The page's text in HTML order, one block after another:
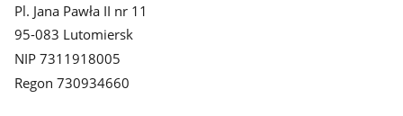
Pl. Jana Pawła II nr 11
95-083 Lutomiersk
NIP 7311918005
Regon 730934660